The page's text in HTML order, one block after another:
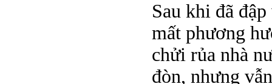
Sau khi đã
mất phương
chửi rủa nhà
đòn, nhưng